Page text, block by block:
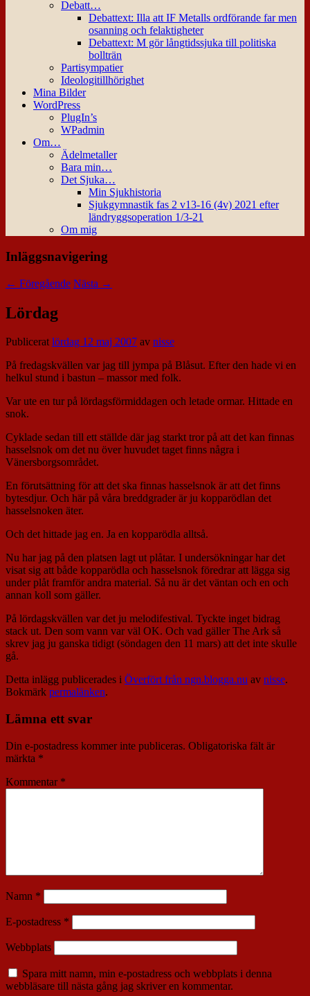
Debatt…
Debattext: Illa att IF Metalls ordförande far men
osanning och felaktigheter
Debattext: M gör långtidssjuka till politiska
bollträn
Partisympatier
Ideologitillhörighet
Mina Bilder
WordPress
PlugIn’s
WPadmin
Om…
Ädelmetaller
Bara min…
Det Sjuka…
Min Sjukhistoria
Sjukgymnastik fas 2 v13-16 (4v) 2021 efter
ländryggsoperation 1/3-21
Om mig
Inläggsnavigering
← Föregående Nästa →
Lördag
Publiceratlördag 12 maj 2007 av nisse
På fredagskvällen var jag till jympa på Blåsut. Efter den hade vi en
helkul stund i bastun – massor med folk.
Var ute en tur på lördagsförmiddagen och letade ormar. Hittade en
snok.
Cyklade sedan till ett ställde där jag starkt tror på att det kan finnas
hasselsnok om det nu över huvudet taget finns några i
Vänersborgsområdet.
En förutsättning för att det ska finnas hasselsnok är att det finns
bytesdjur. Och här på våra breddgrader är ju kopparödlan det
hasselsnoken äter.
Och det hittade jag en. Ja en kopparödla alltså.
Nu har jag på den platsen lagt ut plåtar. I undersökningar har det
visat sig att både kopparödla och hasselsnok föredrar att lägga sig
under plåt framför andra material. Så nu är det väntan och en och
annan koll som gäller.
På lördagskvällen var det ju melodifestival. Tyckte inget bidrag
stack ut. Den som vann var väl OK. Och vad gäller The Ark så
skrev jag ju ganska tidigt (söndagen den 11 mars) att det inte skulle
gå.
Detta inlägg publicerades i Överfört från ngn.blogga.nu av nisse.
Bokmärk permalänken.
Lämna ett svar
Din e-postadress kommer inte publiceras. Obligatoriska fält är
märkta *
Kommentar *
Namn *
E-postadress *
Webbplats
Spara mitt namn, min e-postadress och webbplats i denna
webbläsare till nästa gång jag skriver en kommentar.